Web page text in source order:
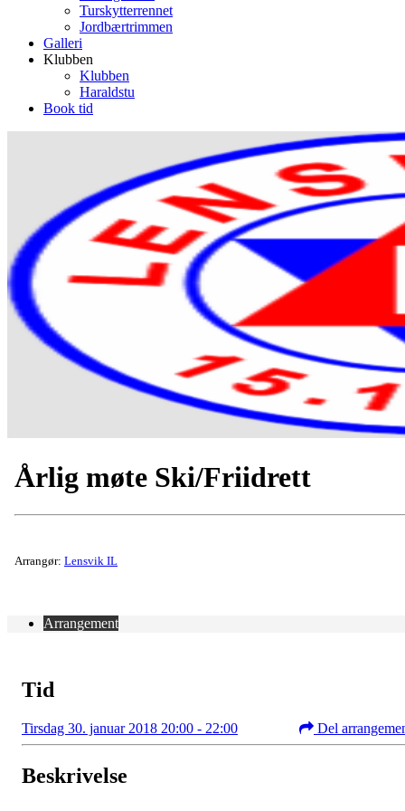
Turskytterrennet
Jordbærtrimmen
Galleri
Klubben
Klubben
Haraldstu
Book tid
Årlig møte Ski/Friidrett
Arrangør: Lensvik IL
Arrangement
Tid
Tirsdag 30. januar 2018 20:00 - 22:00 Del
Beskrivelse